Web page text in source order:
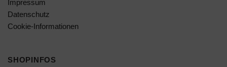
Impressum
Datenschutz
Cookie-Informationen
SHOPINFOS